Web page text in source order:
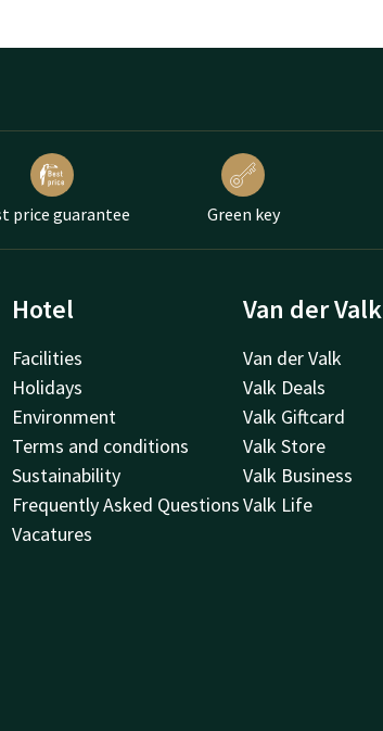
price guarantee Green key
Hotel
Facilities
Holidays
Environment
Terms and conditions
Sustainability
Frequently Asked Questions
Vacatures
Van der Valk
Van der Valk
Valk Deals
Valk Giftcard
Valk Store
Valk Business
Valk Life